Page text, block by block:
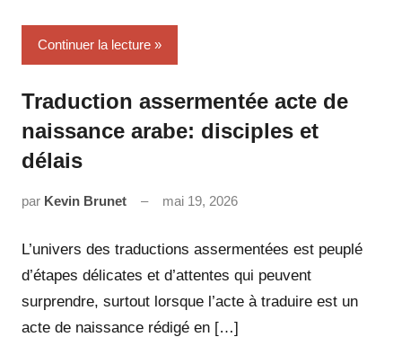
Continuer la lecture
Traduction assermentée acte de
naissance arabe: disciples et
délais
par Kevin Brunet mai 19, 2026
L’univers des traductions assermentées est peuplé
d’étapes délicates et d’attentes qui peuvent
surprendre, surtout lorsque l’acte à traduire est un
acte de naissance rédigé en […]